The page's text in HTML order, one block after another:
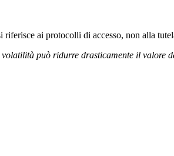
ai protocolli di accesso, non alla
può ridurre drasticamente il valore